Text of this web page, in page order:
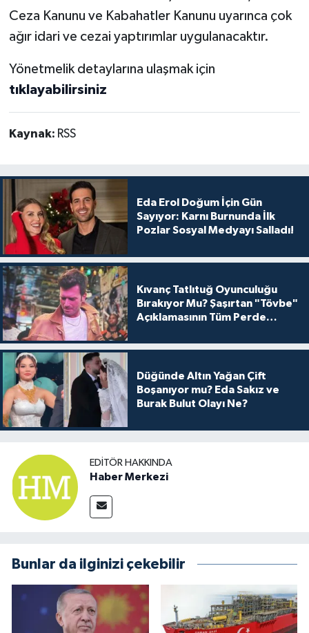
Ceza Kanunu ve Kabahatler Kanunu uyarınca çok
ağır idari ve cezai yaptırımlar uygulanacaktır.
Yönetmelik detaylarına ulaşmak için
tıklayabilirsiniz
Kaynak: RSS
Eda Erol Doğum İçin Gün
Sayıyor: Karnı Burnunda İlk
Pozlar Sosyal Medyayı Salladı!
Kıvanç Tatlıtuğ Oyunculuğu
Bırakıyor Mu? Şaşırtan "Tövbe"
Açıklamasının Tüm Perde
Düğünde Altın Yağan Çift
Boşanıyor mu? Eda Sakız ve
Burak Bulut Olayı Ne?
EDITÖR HAKKINDA
Haber Merkezi
Bunlar da ilginizi çekebilir